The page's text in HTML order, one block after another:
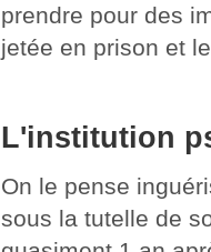
prendre pour des
jetée en prison et
L'institution
On le pense
sous la tutelle de